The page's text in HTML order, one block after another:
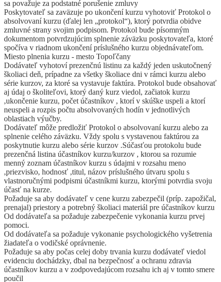
sa považuje za podstatné porušenie zmluvy
Poskytovateľ sa zaväzuje po ukončení kurzu vyhotoviť Protokol o
absolvovaní kurzu (ďalej len „protokol“), ktorý potvrdia obidve
zmluvné strany svojim podpisom. Protokol bude písomným
dokumentom potvrdzujúcim splnenie záväzku poskytovateľa, ktoré
spočíva v riadnom ukončení príslušného kurzu objednávateľom.
Miesto plnenia kurzu - mesto Topoľčany
Dodávateľ vyhotoví prezenčnú listinu za každý jeden uskutočnený
školiaci deň, prípadne za všetky školiace dni v rámci kurzu alebo
série kurzov, za ktoré sa vystavuje faktúra. Protokol bude obsahovať
aj údaj o školiteľovi, ktorý daný kurz viedol, začiatok kurzu
,ukončenie kurzu, počet účastníkov , ktorí v skúške uspeli a ktorí
neuspeli a rozpis počtu absolvovaných hodín v jednotlivých
oblastiach výučby.
Dodávateľ môže predložiť Protokol o absolvovaní kurzu alebo za
splnenie celého záväzku. Vždy spolu s vystavenou faktúrou za
poskytnutie kurzu alebo série kurzov .Súčasťou protokolu bude
prezenčná listina účastníkov kurzu/kurzov , ktorou sa rozumie
menný zoznam účastníkov kurzu s údajmi v rozsahu meno
,priezvisko, hodnosť ,titul, názov príslušného útvaru spolu s
vlastnoručnými podpismi účastníkmi kurzu, ktorými potvrdia svoju
účasť na kurze.
Požaduje sa aby dodávateľ v cene kurzu zabezpečil (príp. zapožičal,
prenajal) priestory a potrebný školiaci materiál pre účastníkov kurzu
Od dodávateľa sa požaduje zabezpečenie vykonania kurzu prvej
pomoci.
Od dodávateľa sa požaduje vykonanie psychologického vyšetrenia
žiadateľa o vodičské oprávnenie.
Požaduje sa aby počas celej doby trvania kurzu dodávateľ viedol
evidenciu dochádzky, dbal na bezpečnosť a ochranu zdravia
účastníkov kurzu a v zodpovedajúcom rozsahu ich aj v tomto smere
poučil